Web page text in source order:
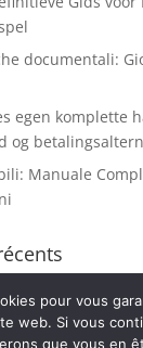
documentali:
egen komplette
og
Manuale
pour vous
web. Si vous
que vous en